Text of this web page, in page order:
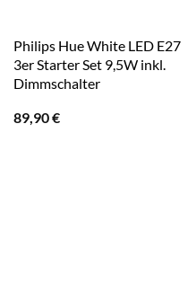
Philips Hue White LED E27
3er Starter Set 9,5W inkl.
Dimmschalter
89,90€